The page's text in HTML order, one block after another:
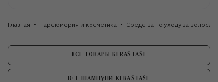
Главная Парфюмерия и косметика Средства по уходу за
ВСЕ ТОВАРЫ KERASTASE
ВСЕ ШАМПУНИ KERASTASE